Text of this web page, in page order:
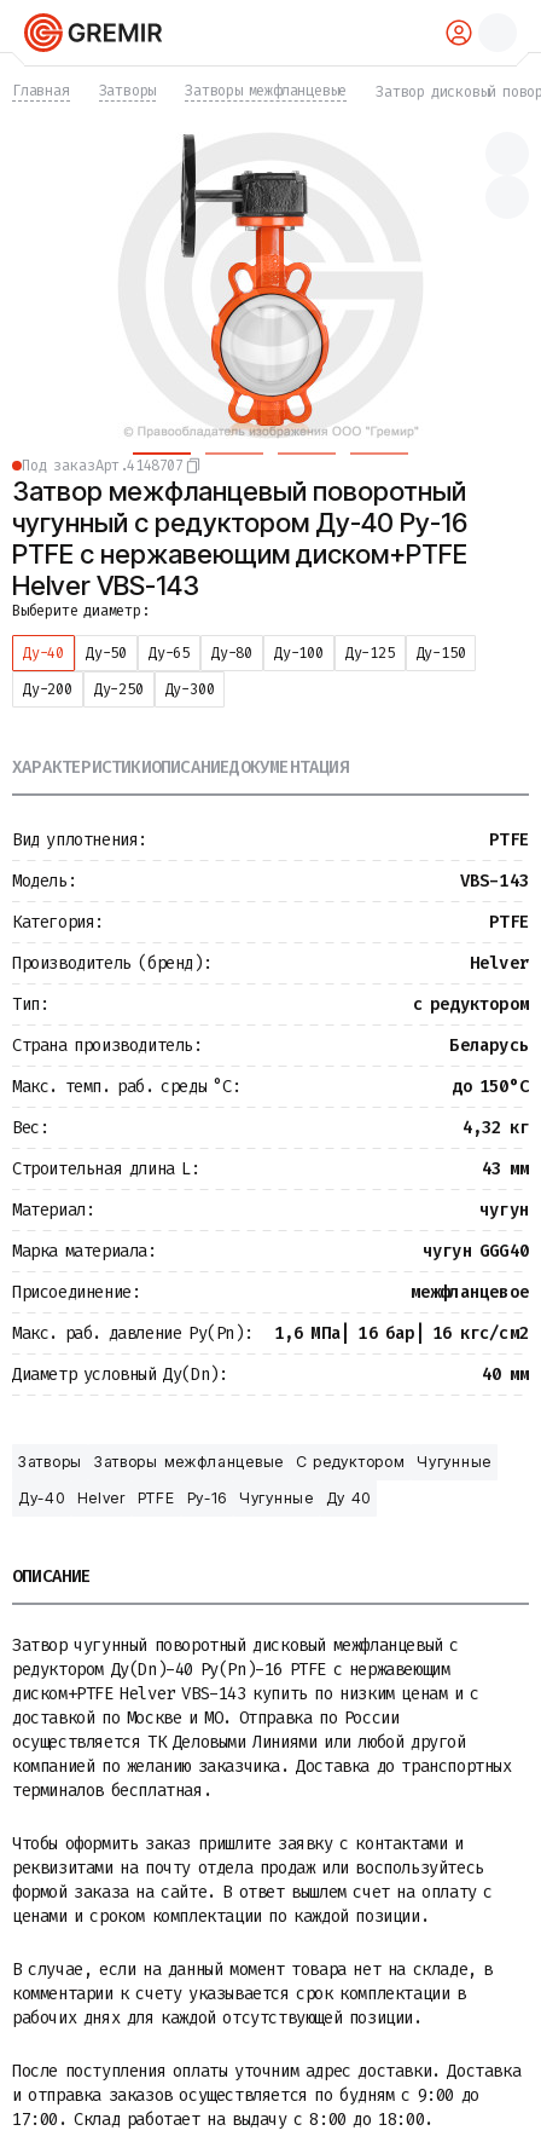
Компенсаторы
Фасонные части
Крепеж
Прокладки и уплотнения
Теплоизоляция
Металлопрокат
Измерительные приборы
Баки
Детали трубопроводов
Водомерные узлы
Запорная арматура
Главная Затворы Затворы межфланцевые Затвор дисковый
Под заказАрт.4148707
Затвор межфланцевый поворотный
чугунный с редуктором Ду-40 Ру-16
PTFE с нержавеющим диском+PTFE
Helver VBS-143
Выберите диаметр:
Ду-40 Ду-50 Ду-65 Ду-80 Ду-100 Ду-125
Ду-150
Ду-200
Ду-250 Ду-300
ХАРАКТЕРИСТИКИОПИСАНИЕДОКУМЕНТАЦИЯ
Вид уплотнения:
PTFE
Модель:
VBS-143
Категория:
PTFE
Производитель (бренд):
Helver
Тип:
с редуктором
Страна производитель:
Беларусь
Макс. темп. раб. среды °С:
до 150°С
Вес:
4,32 кг
Строительная длина L:
43 мм
Материал:
чугун
Марка материала:
чугун GGG40
Присоединение:
межфланцевое
Макс. раб. давление Ру(Pn):
1,6 МПа| 16 бар| 16 кгс/см2
Диаметр условный Ду(Dn):
40 мм
Затворы Затворы межфланцевые С редуктором
Чугунные
Ду-40
Helver PTFE Ру-16 Чугунные Ду 40
ОПИСАНИЕ
Затвор чугунный поворотный дисковый межфланцевый с
редуктором Ду(Dn)-40 Ру(Pn)-16 PTFE с нержавеющим
диском+PTFE Helver VBS-143 купить по низким ценам и с
доставкой по Москве и МО. Отправка по России
осуществляется ТК Деловыми Линиями или любой другой
компанией по желанию заказчика. Доставка до транспортных
терминалов бесплатная.
Чтобы оформить заказ пришлите заявку с контактами и
реквизитами на почту отдела продаж или воспользуйтесь
формой заказа на сайте. В ответ вышлем счет на оплату с
ценами и сроком комплектации по каждой позиции.
В случае, если на данный момент товара нет на складе, в
комментарии к счету указывается срок комплектации в
рабочих днях для каждой отсутствующей позиции.
После поступления оплаты уточним адрес доставки. Доставка
и отправка заказов осуществляется по будням с 9:00 до
17:00. Склад работает на выдачу с 8:00 до 18:00.